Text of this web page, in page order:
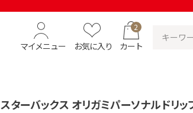
マイメニュー お気に入り
2
カート
スターバックス オリガミパーソナルドリッ